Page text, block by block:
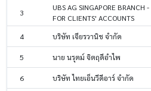
3
UBS AG SINGAPORE BRANCH -
FOR CLIENTS' ACCOUNTS
4 บริษัท เจียรวานิช จำกัด
5 นาย นรุตม์ จิตฤดีอำไพ
6 บริษัท ไทยเอ็นวีดีอาร์ จำกัด